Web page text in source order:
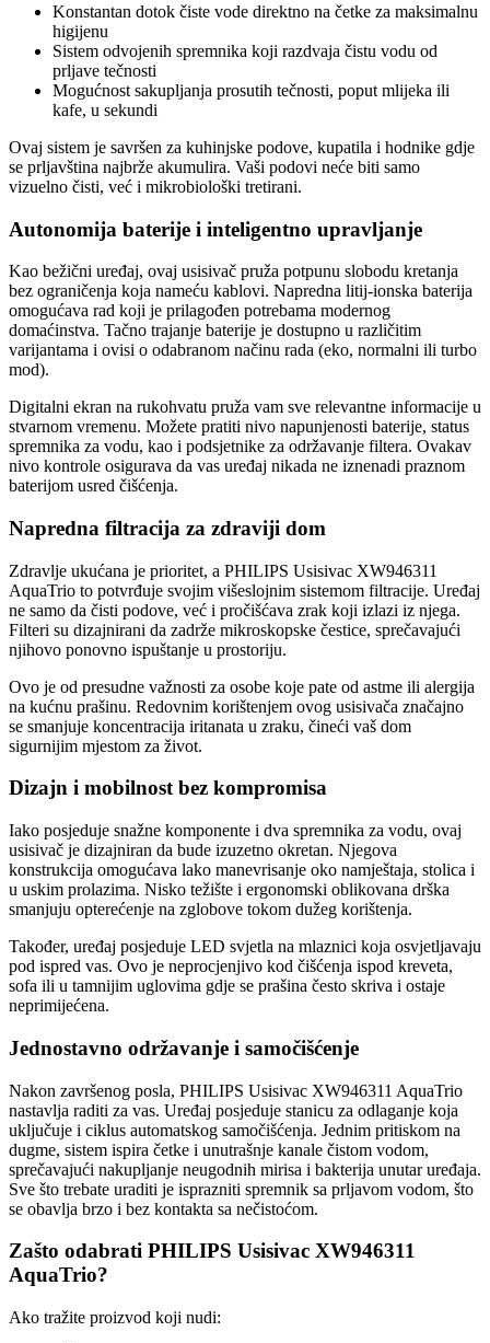
Konstantan dotok čiste vode direktno na četke za maksimalnu
higijenu
Sistem odvojenih spremnika koji razdvaja čistu vodu od
prljave tečnosti
Mogućnost sakupljanja prosutih tečnosti, poput mlijeka ili
kafe, u sekundi
Ovaj sistem je savršen za kuhinjske podove, kupatila i hodnike gdje
se prljavština najbrže akumulira. Vaši podovi neće biti samo
vizuelno čisti, već i mikrobiološki tretirani.
Autonomija baterije i inteligentno upravljanje
Kao bežični uređaj, ovaj usisivač pruža potpunu slobodu kretanja
bez ograničenja koja nameću kablovi. Napredna litij-ionska baterija
omogućava rad koji je prilagođen potrebama modernog
domaćinstva. Tačno trajanje baterije je dostupno u različitim
varijantama i ovisi o odabranom načinu rada (eko, normalni ili turbo
mod).
Digitalni ekran na rukohvatu pruža vam sve relevantne informacije u
stvarnom vremenu. Možete pratiti nivo napunjenosti baterije, status
spremnika za vodu, kao i podsjetnike za održavanje filtera. Ovakav
nivo kontrole osigurava da vas uređaj nikada ne iznenadi praznom
baterijom usred čišćenja.
Napredna filtracija za zdraviji dom
Zdravlje ukućana je prioritet, a PHILIPS Usisivac XW946311
AquaTrio to potvrđuje svojim višeslojnim sistemom filtracije. Uređaj
ne samo da čisti podove, već i pročišćava zrak koji izlazi iz njega.
Filteri su dizajnirani da zadrže mikroskopske čestice, sprečavajući
njihovo ponovno ispuštanje u prostoriju.
Ovo je od presudne važnosti za osobe koje pate od astme ili alergija
na kućnu prašinu. Redovnim korištenjem ovog usisivača značajno
se smanjuje koncentracija iritanata u zraku, čineći vaš dom
sigurnijim mjestom za život.
Dizajn i mobilnost bez kompromisa
Iako posjeduje snažne komponente i dva spremnika za vodu, ovaj
usisivač je dizajniran da bude izuzetno okretan. Njegova
konstrukcija omogućava lako manevrisanje oko namještaja, stolica i
u uskim prolazima. Nisko težište i ergonomski oblikovana drška
smanjuju opterećenje na zglobove tokom dužeg korištenja.
Također, uređaj posjeduje LED svjetla na mlaznici koja osvjetljavaju
pod ispred vas. Ovo je neprocjenjivo kod čišćenja ispod kreveta,
sofa ili u tamnijim uglovima gdje se prašina često skriva i ostaje
neprimijećena.
Jednostavno održavanje i samočišćenje
Nakon završenog posla, PHILIPS Usisivac XW946311 AquaTrio
nastavlja raditi za vas. Uređaj posjeduje stanicu za odlaganje koja
uključuje i ciklus automatskog samočišćenja. Jednim pritiskom na
dugme, sistem ispira četke i unutrašnje kanale čistom vodom,
sprečavajući nakupljanje neugodnih mirisa i bakterija unutar uređaja.
Sve što trebate uraditi je isprazniti spremnik sa prljavom vodom, što
se obavlja brzo i bez kontakta sa nečistoćom.
Zašto odabrati PHILIPS Usisivac XW946311
AquaTrio?
Ako tražite proizvod koji nudi: